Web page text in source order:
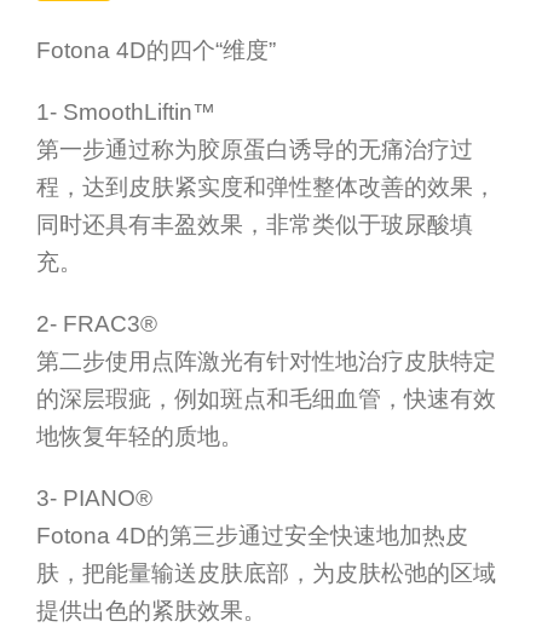
Fotona 4D的四个“维度”
1- SmoothLiftin™
第一步通过称为胶原蛋白诱导的无痛治疗过
程，达到皮肤紧实度和弹性整体改善的效果，
同时还具有丰盈效果，非常类似于玻尿酸填
充。
2- FRAC3®
第二步使用点阵激光有针对性地治疗皮肤特定
的深层瑕疵，例如斑点和毛细血管，快速有效
地恢复年轻的质地。
3- PIANO®
Fotona 4D的第三步通过安全快速地加热皮
肤，把能量输送皮肤底部，为皮肤松弛的区域
提供出色的紧肤效果。